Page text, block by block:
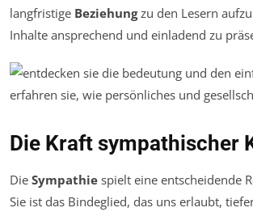
langfristige Beziehungzu den Lesern
Inhalte ansprechend und einladend zu
Die Kraft sympathischer
Die Sympathie spielt eine entscheidende
Sie ist das Bindeglied, das uns erlaubt,